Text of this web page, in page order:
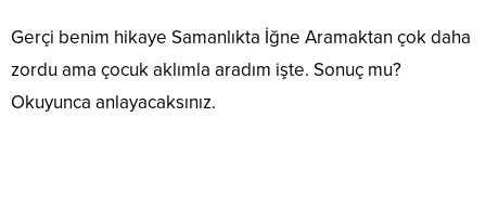
Gerçi benim hikaye Samanlıkta İğne Aramaktan çok daha
zordu ama çocuk aklımla aradım işte. Sonuç mu?
Okuyunca anlayacaksınız.